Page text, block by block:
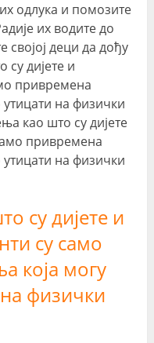
одлука и помозите
их водите до
својој деци да дођу
дијете и
привремена
на физички
као што су дијете
привремена
на физички
су дијете и
су само
која могу
физички